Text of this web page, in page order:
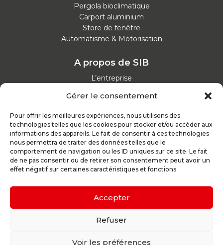
Gérer le consentement
Pour offrir les meilleures expériences, nous utilisons des
technologies telles que les cookies pour stocker et/ou accéder aux
informations des appareils. Le fait de consentir à ces technologies
nous permettra de traiter des données telles que le
comportement de navigation ou les ID uniques sur ce site. Le fait
de ne pas consentir ou de retirer son consentement peut avoir un
effet négatif sur certaines caractéristiques et fonctions.
Accepter
Refuser
Voir les préférences
Pergola bioclimatique
Carport aluminium
Store de fenêtre
Automatisme & Motorisation
A propos de SIB
L’entreprise
Parcours d'achat
Nos garanties
Nos offres d’emploi
Actualités
Inspirez-vous
Nos conseils
Configurateur
Demande de devis
Parrain d’excellence